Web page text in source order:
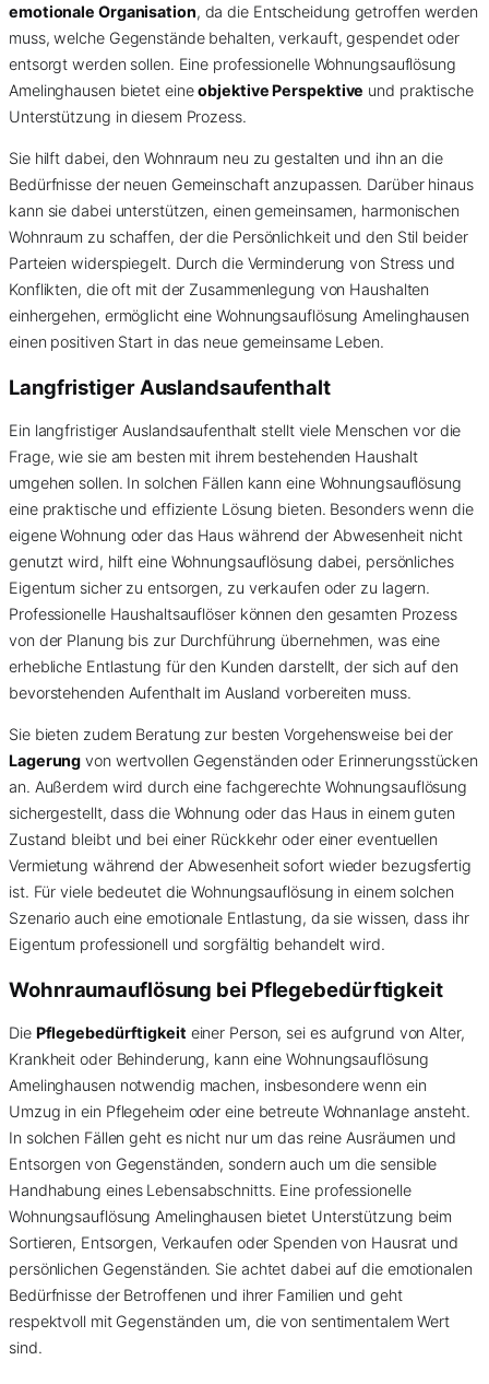
emotionale Organisation, da die Entscheidung getroffen werden
muss, welche Gegenstände behalten, verkauft, gespendet oder
entsorgt werden sollen. Eine professionelle Wohnungsauflösung
Amelinghausen bietet eineobjektive Perspektive und praktische
Unterstützung in diesem Prozess.
Sie hilft dabei, den Wohnraum neu zu gestalten und ihn an die
Bedürfnisse der neuen Gemeinschaft anzupassen. Darüber hinaus
kann sie dabei unterstützen, einen gemeinsamen, harmonischen
Wohnraum zu schaffen, der die Persönlichkeit und den Stil beider
Parteien widerspiegelt. Durch die Verminderung von Stress und
Konflikten, die oft mit der Zusammenlegung von Haushalten
einhergehen, ermöglicht eine Wohnungsauflösung Amelinghausen
einen positiven Start in das neue gemeinsame Leben.
Langfristiger Auslandsaufenthalt
Ein langfristiger Auslandsaufenthalt stellt viele Menschen vor die
Frage, wie sie am besten mit ihrem bestehenden Haushalt
umgehen sollen. In solchen Fällen kann eine Wohnungsauflösung
eine praktische und effiziente Lösung bieten. Besonders wenn die
eigene Wohnung oder das Haus während der Abwesenheit nicht
genutzt wird, hilft eine Wohnungsauflösung dabei, persönliches
Eigentum sicher zu entsorgen, zu verkaufen oder zu lagern.
Professionelle Haushaltsauflöser können den gesamten Prozess
von der Planung bis zur Durchführung übernehmen, was eine
erhebliche Entlastung für den Kunden darstellt, der sich auf den
bevorstehenden Aufenthalt im Ausland vorbereiten muss.
Sie bieten zudem Beratung zur besten Vorgehensweise bei der
Lagerung von wertvollen Gegenständen oder Erinnerungsstücken
an. Außerdem wird durch eine fachgerechte Wohnungsauflösung
sichergestellt, dass die Wohnung oder das Haus in einem guten
Zustand bleibt und bei einer Rückkehr oder einer eventuellen
Vermietung während der Abwesenheit sofort wieder bezugsfertig
ist. Für viele bedeutet die Wohnungsauflösung in einem solchen
Szenario auch eine emotionale Entlastung, da sie wissen, dass ihr
Eigentum professionell und sorgfältig behandelt wird.
Wohnraumauflösung bei Pflegebedürftigkeit
Die Pflegebedürftigkeit einer Person, sei es aufgrund von Alter,
Krankheit oder Behinderung, kann eine Wohnungsauflösung
Amelinghausen notwendig machen, insbesondere wenn ein
Umzug in ein Pflegeheim oder eine betreute Wohnanlage ansteht.
In solchen Fällen geht es nicht nur um das reine Ausräumen und
Entsorgen von Gegenständen, sondern auch um die sensible
Handhabung eines Lebensabschnitts. Eine professionelle
Wohnungsauflösung Amelinghausen bietet Unterstützung beim
Sortieren, Entsorgen, Verkaufen oder Spenden von Hausrat und
persönlichen Gegenständen. Sie achtet dabei auf die emotionalen
Bedürfnisse der Betroffenen und ihrer Familien und geht
respektvoll mit Gegenständen um, die von sentimentalem Wert
sind.